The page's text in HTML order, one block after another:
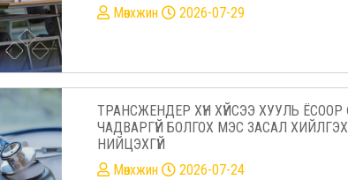
Mөнхжин
2026-07-29
ТРАНСЖЕНДЕР ХҮН ХҮЙСЭЭ ХУУЛЬ
ЧАДВАРГҮЙ БОЛГОХ МЭС ЗАСАЛ
НИЙЦЭХГҮЙ
Mөнхжин
2026-07-24